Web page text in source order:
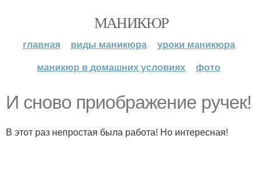
МАНИКЮР
главная виды маникюра
уроки маникюра
маникюр в домашних условиях
фото
И сново приображение ручек!
В этот раз непростая была работа! Но интересная!